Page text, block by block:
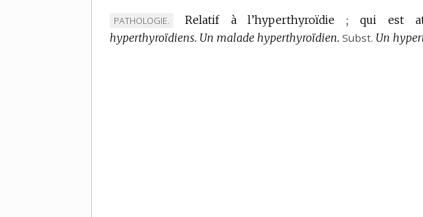
MARQUE
DE
PATHOLOGIE. Relatif à l’hyperthyroïdie ; qui est
hyperthyroïdiens. Un malade hyperthyroïdien. Subst. Un